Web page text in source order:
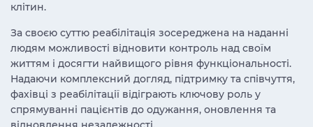
клітин.
За своєю суттю реабілітація зосереджена на наданні
людям можливості відновити контроль над своїм
життям і досягти найвищого рівня функціональності.
Надаючи комплексний догляд, підтримку та співчуття,
фахівці з реабілітації відіграють ключову роль у
спрямуванні пацієнтів до одужання, оновлення та